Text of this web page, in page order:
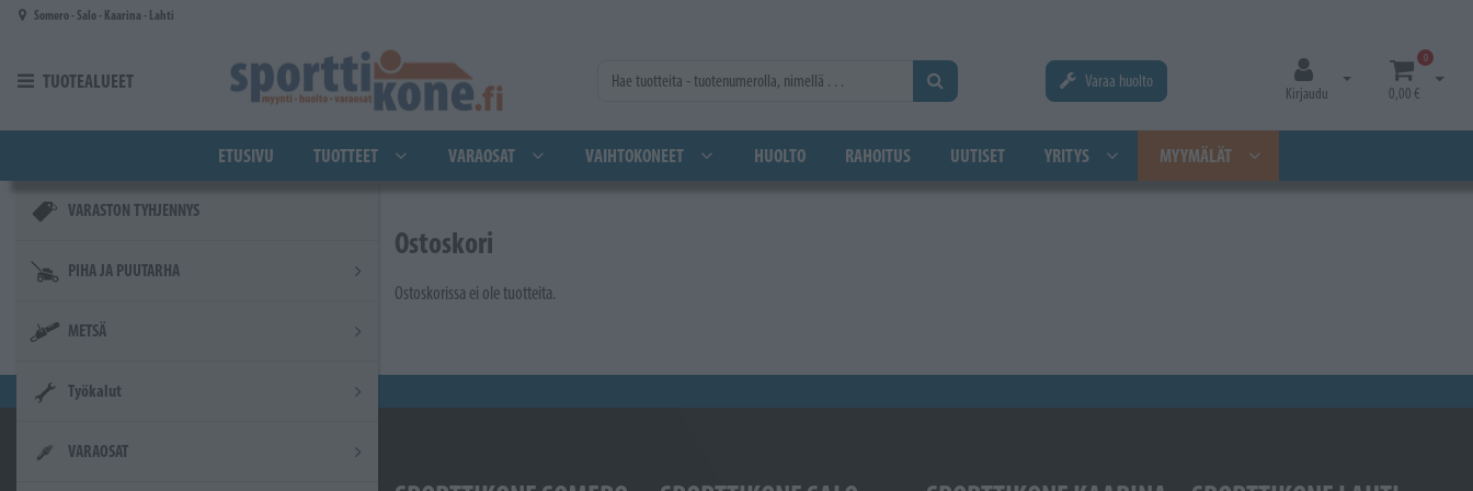
Siirry pääsisältöön
Somero - Salo - Kaarina - Lahti
TUOTEALUEET Varaa huolto
Kirjaudu
Avaa kirjautuminen
0
0,00 €
Avaa
ETUSIVU TUOTTEET VARAOSAT VAIHTOKONEET HUOLTO RAHOITUS UUTISET YRITYS MYYMÄLÄT
VARASTON TYHJENNYS
PIHA JA PUUTARHA
METSÄ
Työkalut
VARAOSAT
Ostoskori
Ostoskorissa ei ole tuotteita.